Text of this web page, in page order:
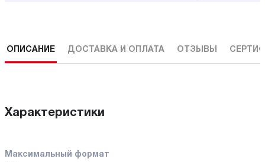
ОПИСАНИЕ ДОСТАВКА И ОПЛАТА ОТЗЫВЫ
Характеристики
Максимальный формат